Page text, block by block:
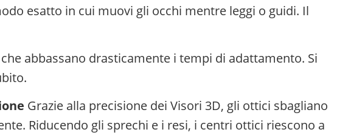
esatto in cui muovi gli occhi mentre leggi o guidi. Il
abbassano drasticamente i tempi di adattamento. Si
Grazie alla precisione dei Visori 3D, gli ottici sbagliano
Riducendo gli sprechi e i resi, i centri ottici riescono a